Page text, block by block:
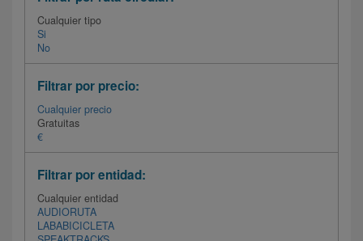
Cualquier tipo
Si
No
Filtrar por precio:
Cualquier precio
Gratuitas
€
Filtrar por entidad:
Cualquier entidad
AUDIORUTA
LABABICICLETA